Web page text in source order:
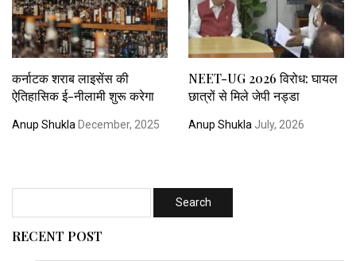
कर्नाटक शराब लाइसेंस की
ऐतिहासिक ई-नीलामी शुरू करेगा
Anup Shukla December, 2025
NEET-UG 2026 विरोध: घायल
छात्रों से मिले जेपी नड्डा
Anup Shukla July, 2026
RECENT POST